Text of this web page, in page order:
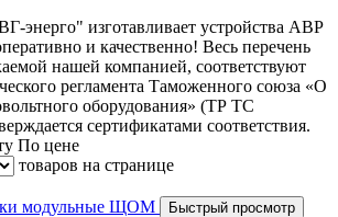
изготавливает устройства АВР
и качественно! Весь перечень
нашей компанией, соответствуют
регламента Таможенного союза «О
оборудования» (ТР ТС
сертификатами соответствия.
По цене
товаров на странице
Быстрый просмотр